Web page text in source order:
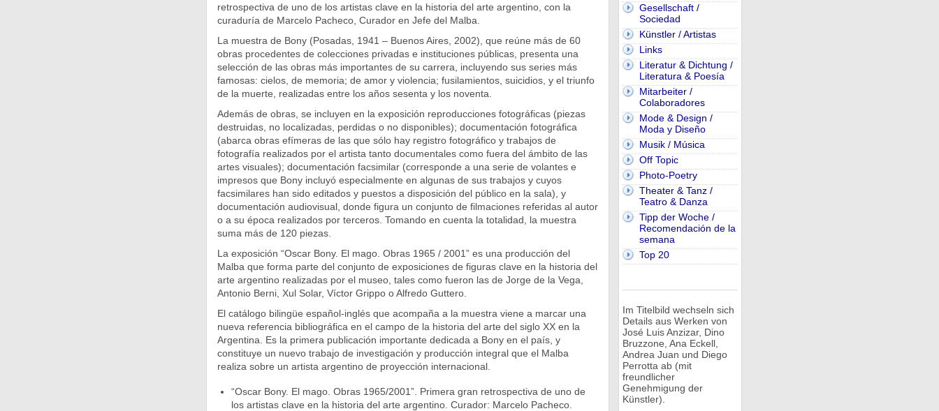
retrospectiva de uno de los artistas clave en la historia del arte argentino, con la
curaduría de Marcelo Pacheco, Curador en Jefe del Malba.
La muestra de Bony (Posadas, 1941 – Buenos Aires, 2002), que reúne más de 60
obras procedentes de colecciones privadas e instituciones públicas, presenta una
selección de las obras más importantes de su carrera, incluyendo sus series más
famosas: cielos, de memoria; de amor y violencia; fusilamientos, suicidios, y el triunfo
de la muerte, realizadas entre los años sesenta y los noventa.
Además de obras, se incluyen en la exposición reproducciones fotográficas (piezas
destruidas, no localizadas, perdidas o no disponibles); documentación fotográfica
(abarca obras efímeras de las que sólo hay registro fotográfico y trabajos de
fotografía realizados por el artista tanto documentales como fuera del ámbito de las
artes visuales); documentación facsimilar (corresponde a una serie de volantes e
impresos que Bony incluyó especialmente en algunas de sus trabajos y cuyos
facsimilares han sido editados y puestos a disposición del público en la sala), y
documentación audiovisual, donde figura un conjunto de filmaciones referidas al autor
o a su época realizados por terceros. Tomando en cuenta la totalidad, la muestra
suma más de 120 piezas.
La exposición “Oscar Bony. El mago. Obras 1965 / 2001” es una producción del
Malba que forma parte del conjunto de exposiciones de figuras clave en la historia del
arte argentino realizadas por el museo, tales como fueron las de Jorge de la Vega,
Antonio Berni, Xul Solar, Víctor Grippo o Alfredo Guttero.
El catálogo bilingüe español-inglés que acompaña a la muestra viene a marcar una
nueva referencia bibliográfica en el campo de la historia del arte del siglo XX en la
Argentina. Es la primera publicación importante dedicada a Bony en el país, y
constituye un nuevo trabajo de investigación y producción integral que el Malba
realiza sobre un artista argentino de proyección internacional.
“Oscar Bony. El mago. Obras 1965/2001”. Primera gran retrospectiva de uno de
los artistas clave en la historia del arte argentino. Curador: Marcelo Pacheco.
Gesellschaft /
Sociedad
Künstler / Artistas
Links
Literatur & Dichtung /
Literatura & Poesía
Mitarbeiter /
Colaboradores
Mode & Design /
Moda y Diseño
Musik / Música
Off Topic
Photo-Poetry
Theater & Tanz /
Teatro & Danza
Tipp der Woche /
Recomendación de la
semana
Top 20
Im Titelbild wechseln sich
Details aus Werken von
José Luis Anzizar, Dino
Bruzzone, Ana Eckell,
Andrea Juan und Diego
Perrotta ab (mit
freundlicher
Genehmigung der
Künstler).